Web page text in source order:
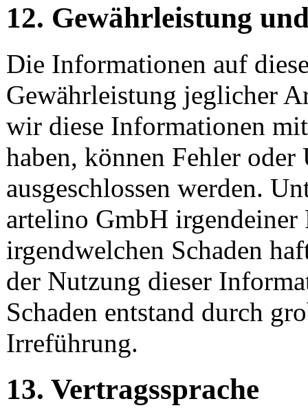
12. Gewährleistung
Die Informationen auf
Gewährleistung jeglicher
wir diese Informationen
haben, können Fehler
ausgeschlossen werden.
artelino GmbH irgendeiner
irgendwelchen Schaden
der Nutzung dieser
Schaden entstand durch
Irreführung.
13. Vertragssprache